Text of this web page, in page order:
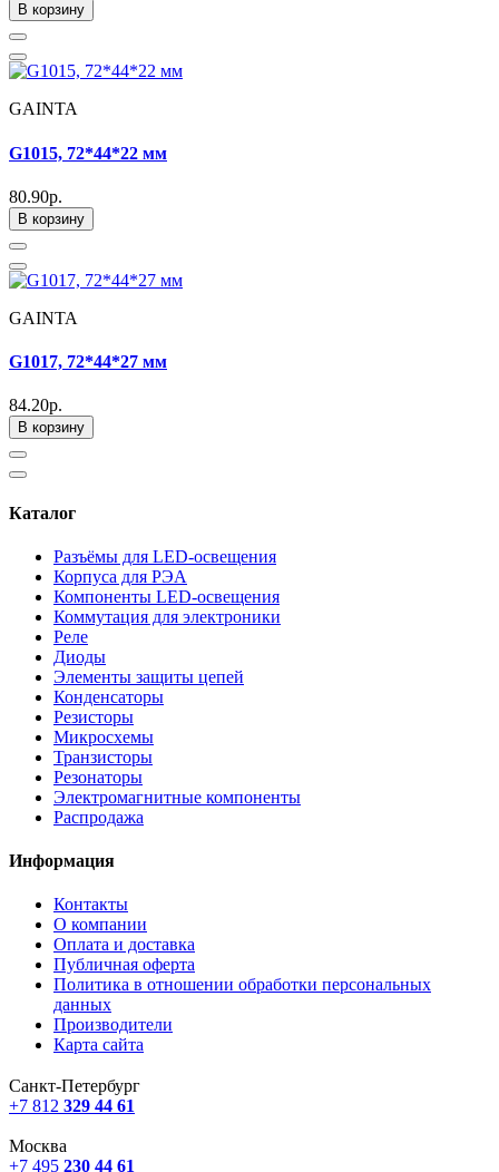
В корзину
GAINTA
G1015, 72*44*22 мм
80.90р.
В корзину
GAINTA
G1017, 72*44*27 мм
84.20р.
В корзину
Каталог
Разъёмы для LED-освещения
Корпуса для РЭА
Компоненты LED-освещения
Коммутация для электроники
Реле
Диоды
Элементы защиты цепей
Конденсаторы
Резисторы
Микросхемы
Транзисторы
Резонаторы
Электромагнитные компоненты
Распродажа
Информация
Контакты
О компании
Оплата и доставка
Публичная оферта
Политика в отношении обработки персональных
данных
Производители
Карта сайта
Санкт-Петербург
+7 812 329 44 61
Москва
+7 495 230 44 61